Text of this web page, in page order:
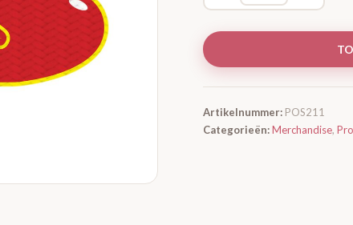
Artikelnummer: POS211
Categorieën:Merchandise,